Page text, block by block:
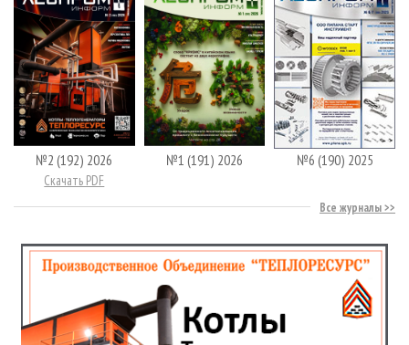
№2 (192) 2026
Скачать PDF
№1 (191) 2026 №6 (190) 2025
Все журналы